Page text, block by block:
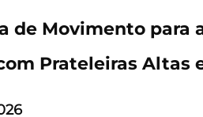
de Movimento para
Prateleiras Altas